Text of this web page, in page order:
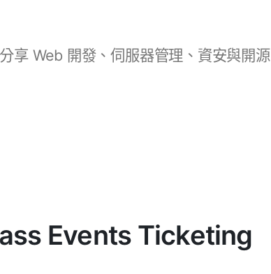
Web 開發、伺服器管理、資安與開源
Events Ticketing